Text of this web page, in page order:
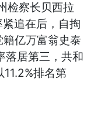
检察长贝西拉
追在后，自掏
亿万富翁史泰
落居第三，共和
排名第